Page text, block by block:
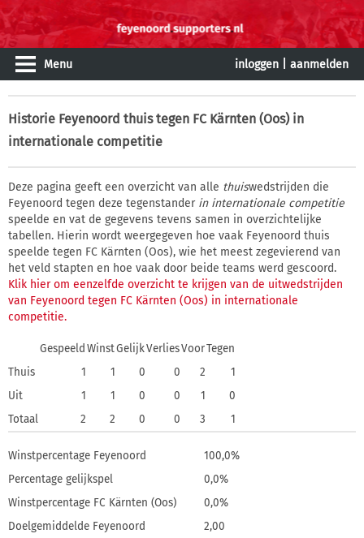
Menu inloggen aanmelden
Historie Feyenoord thuis tegen FC Kärnten (Oos) in
internationale competitie
Deze pagina geeft een overzicht van alle thuiswedstrijden die
Feyenoord tegen deze tegenstander in internationale competitie
speelde en vat de gegevens tevens samen in overzichtelijke
tabellen. Hierin wordt weergegeven hoe vaak Feyenoord thuis
speelde tegen FC Kärnten (Oos), wie het meest zegevierend van
het veld stapten en hoe vaak door beide teams werd gescoord.
Klik hier om eenzelfde overzicht te krijgen van de uitwedstrijden
van Feyenoord tegen FC Kärnten (Oos) in internationale
competitie.
Gespeeld WinstGelijkVerliesVoorTegen
Thuis
1 1 0 0 2
1
Uit
1 1 0 0 1
0
Totaal
2 2 0 0 3 1
Winstpercentage Feyenoord
100,0%
Percentage gelijkspel
0,0%
Winstpercentage FC Kärnten (Oos)
0,0%
Doelgemiddelde Feyenoord
2,00